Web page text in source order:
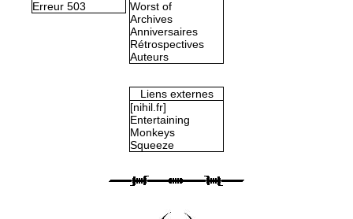
Erreur 503
Worst of
Archives
Anniversaires
Rétrospectives
Auteurs
Liens externes
[nihil.fr]
Entertaining
Monkeys
Squeeze